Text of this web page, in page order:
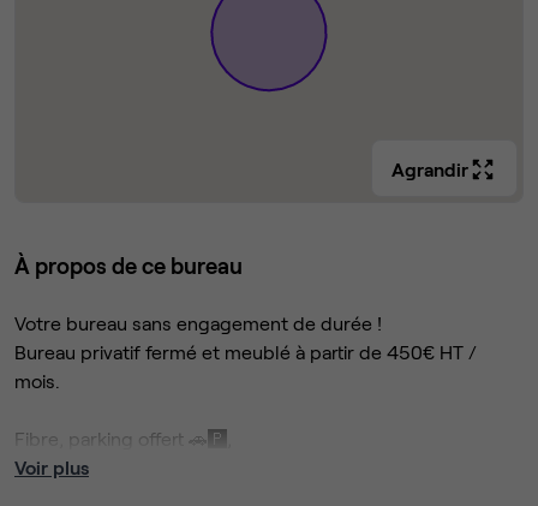
Agrandir
À propos de ce bureau
Votre bureau sans engagement de durée !
Bureau privatif fermé et meublé à partir de 450€ HT /
mois.
Fibre, parking offert 🚗🅿️,
Accès 24/24h 🙌,
Voir plus